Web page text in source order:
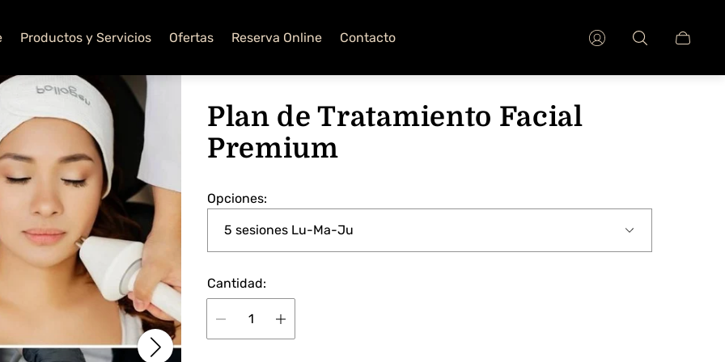
Productos y Servicios Ofertas Reserva Online Contacto
Cajón
carro.
Plan de Tratamiento Facial
Premium
Opciones:
Cantidad: